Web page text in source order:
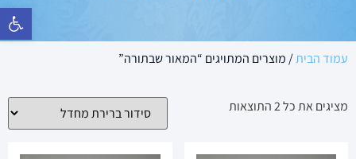
פתח סרגל
עמוד הבית/ מוצרים המתויגים “המאור שבתורה”
מציגים את כל ⁦2⁩ התוצאות